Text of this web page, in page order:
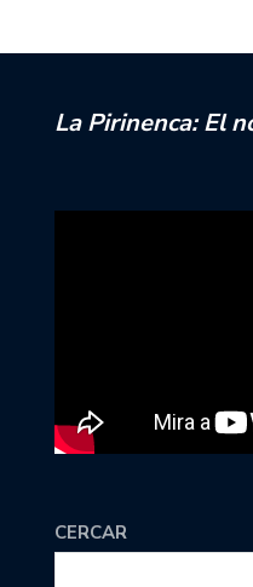
La Pirinenca: El
CERCAR